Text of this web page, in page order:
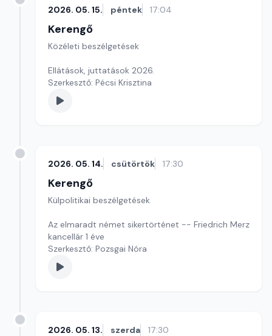
2026. 05. 15. péntek 17:04
Kerengő
Közéleti beszélgetések
Ellátások, juttatások 2026.
Szerkesztő: Pécsi Krisztina
2026. 05. 14. csütörtök 17:30
Kerengő
Külpolitikai beszélgetések
Az elmaradt német sikertörténet -- Friedrich Merz
kancellár 1 éve
Szerkesztő: Pozsgai Nóra
2026. 05. 13. szerda 17:30